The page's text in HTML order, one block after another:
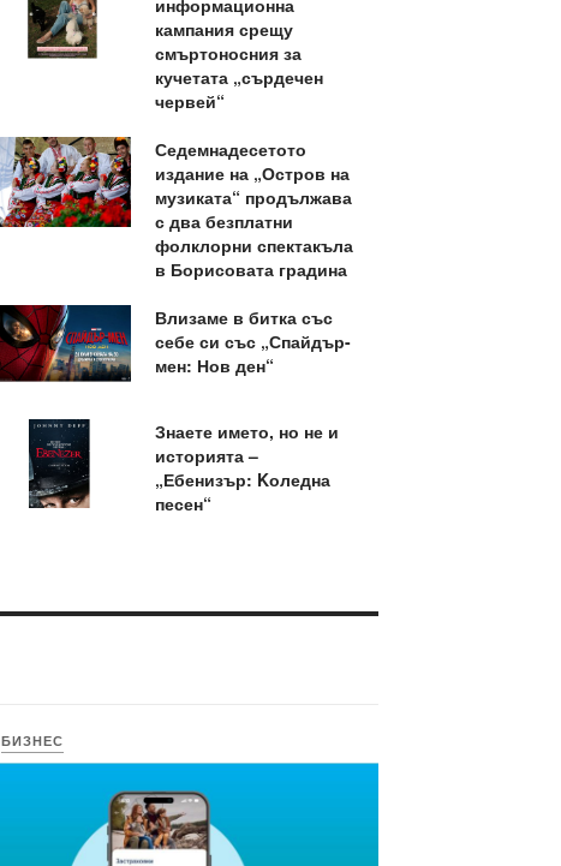
информационна
кампания срещу
смъртоносния за
кучетата „сърдечен
червей“
Седемнадесетото
издание на „Остров на
музиката“ продължава
с два безплатни
фолклорни спектакъла
в Борисовата градина
Влизаме в битка със
себе си със „Спайдър-
мен: Нов ден“
Знаете името, но не и
историята –
„Ебенизър: Kоледна
песен“
БИЗНЕС